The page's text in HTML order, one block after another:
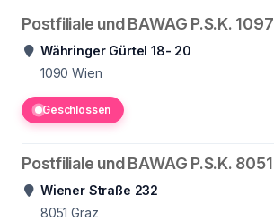
Postfiliale und BAWAG P.S.K. 1097
Währinger Gürtel 18- 20
1090 Wien
Geschlossen
Postfiliale und BAWAG P.S.K. 8051
Wiener Straße 232
8051 Graz